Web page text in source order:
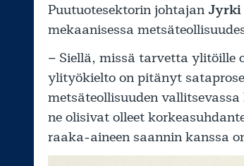
Puutuotesektorin johtajan Jyrki
mekaanisessa
– Siellä, missä tarvetta ylitöille
ylityökielto on pitänyt
metsäteollisuuden
ne olisivat olleet
raaka-aineen saannin kanssa